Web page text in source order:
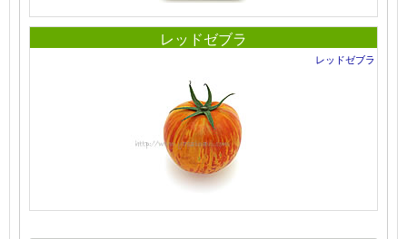
レッドゼブラ
レッドゼブラ